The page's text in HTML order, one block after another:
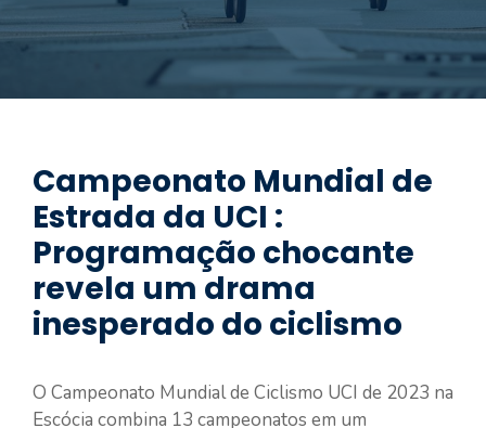
Campeonato Mundial de
Estrada da UCI :
Programação chocante
revela um drama
inesperado do ciclismo
O Campeonato Mundial de Ciclismo UCI de 2023 na
Escócia combina 13 campeonatos em um